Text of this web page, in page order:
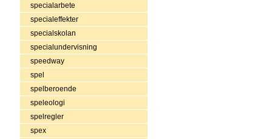
specialarbete
specialeffekter
specialskolan
specialundervisning
speedway
spel
spelberoende
speleologi
spelregler
spex